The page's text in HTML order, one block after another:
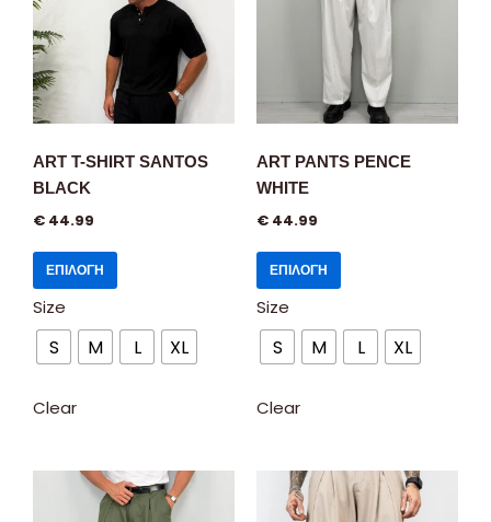
ART T-SHIRT SANTOS
BLACK
€ 44.99
ΕΠΙΛΟΓΉ
Size
S M L XL
Clear
ART PANTS PENCE
WHITE
€ 44.99
ΕΠΙΛΟΓΉ
Size
S M L XL
Clear